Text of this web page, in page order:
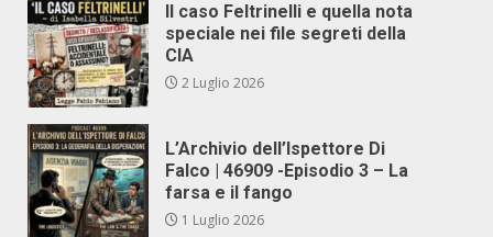
Il caso Feltrinelli e quella nota
speciale nei file segreti della
CIA
2 Luglio 2026
L’Archivio dell’Ispettore Di
Falco | 46909 -Episodio 3 – La
farsa e il fango
1 Luglio 2026